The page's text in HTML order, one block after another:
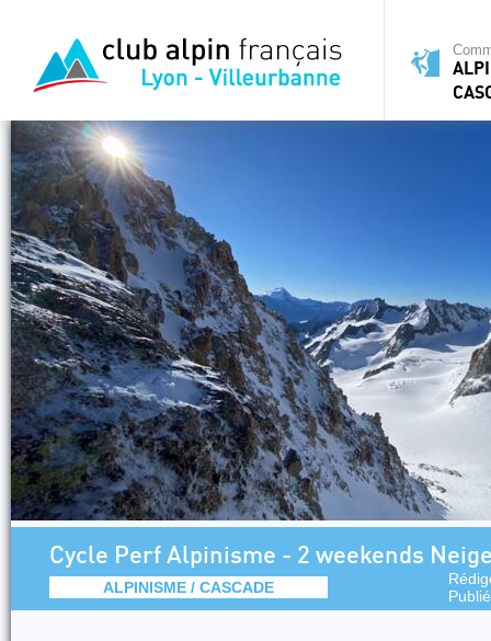
Cycle Perf Alpinisme - 2 weekends
ALPINISME / CASCADE